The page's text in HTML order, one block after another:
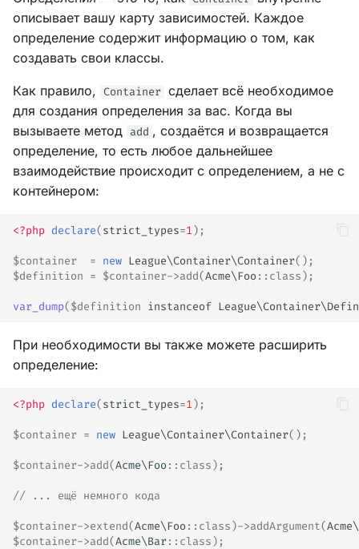
описывает вашу карту зависимостей. Каждое
определение содержит информацию о том, как
создавать свои классы.
Как правило, Container сделает всё необходимое
для создания определения за вас. Когда вы
вызываете метод add , создаётся и возвращается
определение, то есть любое дальнейшее
взаимодействие происходит с определением, а не с
контейнером:
<?php declare(strict_types=1);
$container = new League\Container\Container();
$definition = $container->add(Acme\Foo:: class);
var_dump($definition instanceof
При необходимости вы также можете расширить
определение:
<?php declare(strict_types=1);
$container = new League\Container\Container();
$container->add(Acme\Foo:: class);
// ... ещё немного кода
$container->extend(Acme\Foo:: class)->addArgument(
$container->add(Acme\Bar:: class);